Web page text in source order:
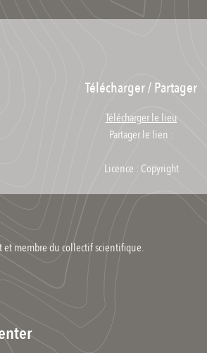
Télécharger / Partager
Télécharger le lieu
Partager le lien :
Licence : Copyright
membre du collectif scientifique.